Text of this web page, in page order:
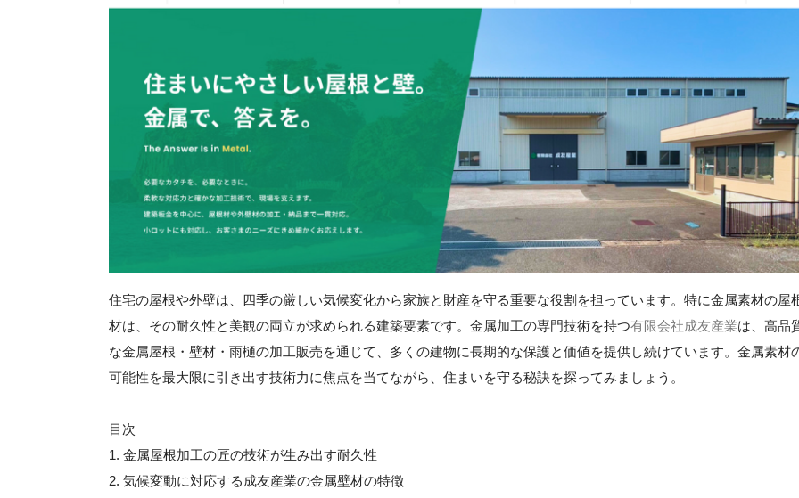
住宅の屋根や外壁は、四季の厳しい気候変化から家族と財産を守る重要な役割を担っています。特に金属素材の屋
材は、その耐久性と美観の両立が求められる建築要素です。金属加工の専門技術を持つ有限会社成友産業は、高品
な金属屋根・壁材・雨樋の加工販売を通じて、多くの建物に長期的な保護と価値を提供し続けています。金属素材
可能性を最大限に引き出す技術力に焦点を当てながら、住まいを守る秘訣を探ってみましょう。
目次
1. 金属屋根加工の匠の技術が生み出す耐久性
2. 気候変動に対応する成友産業の金属壁材の特徴